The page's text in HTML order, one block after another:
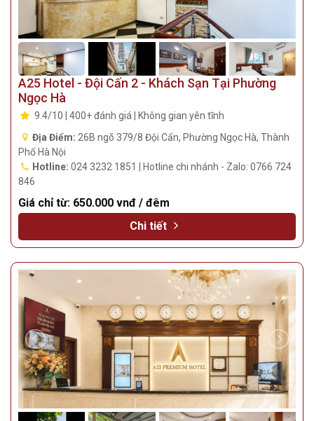
A25 Hotel - Đội Cấn 2 - Khách Sạn Tại Phường
Ngọc Hà
9.4/10 | 400+ đánh giá | Không gian yên tĩnh
Địa Điểm: 26B ngõ 379/8 Đội Cấn, Phường Ngọc Hà, Thành
Phố Hà Nội
Hotline: 024 3232 1851 | Hotline chi nhánh - Zalo: 0766 724
846
Giá chỉ từ: 650.000 vnđ / đêm
Chi tiết